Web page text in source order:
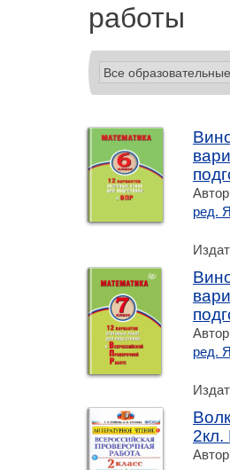
работы
ред.
ред.
2кл.